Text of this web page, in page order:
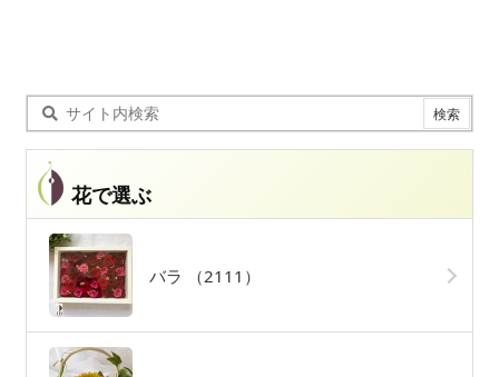
花で選ぶ
バラ （2111）